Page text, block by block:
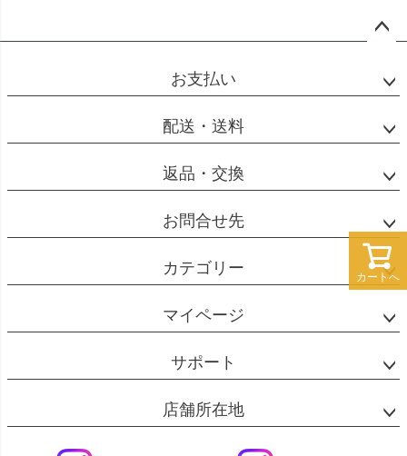
カートへ
ップ
お支払い
配送・送料
返品・交換
お問合せ先
カテゴリー
マイページ
サポート
店舗所在地